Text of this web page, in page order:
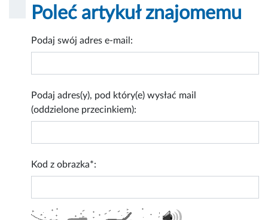
Poleć artykuł znajomemu
Podaj swój adres e-mail:
Podaj adres(y), pod który(e) wysłać mail
(oddzielone przecinkiem):
Kod z obrazka*: